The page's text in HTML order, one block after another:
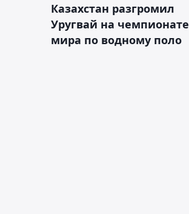
Казахстан разгромил
Уругвай на чемпионате
мира по водному поло